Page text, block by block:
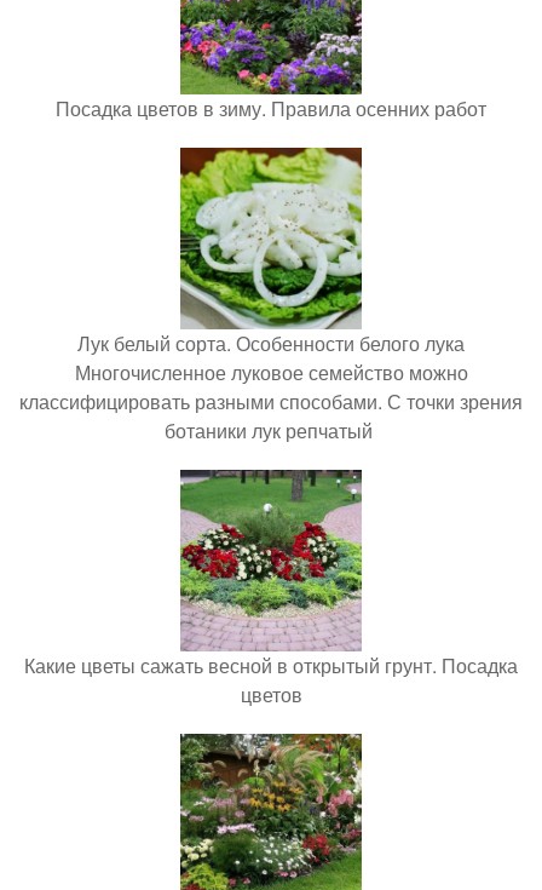
Посадка цветов в зиму. Правила осенних работ
Лук белый сорта. Особенности белого лука
Многочисленное луковое семейство можно
классифицировать разными способами. С точки зрения
ботаники лук репчатый
Какие цветы сажать весной в открытый грунт. Посадка
цветов